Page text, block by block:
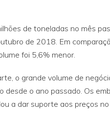
de toneladas no mês
de 2018. Em
foi 5,6% menor.
o grande volume de
desde o ano passado. Os
a dar suporte aos preços